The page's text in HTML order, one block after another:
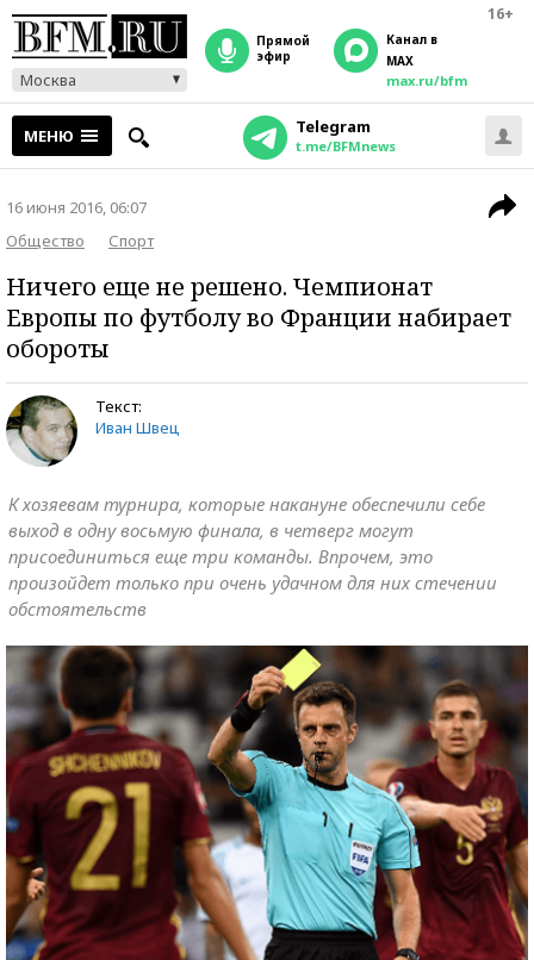
16+
Москва
прямой
эфир
Канал в
MAX
max.ru/bfm
МЕНЮ Telegram
t.me/BFMnews
16 июня 2016, 06:07
Общество
Спорт
Ничего еще не решено. Чемпионат
Европы по футболу во Франции набирает
обороты
Текст:
Иван Швец
К хозяевам турнира, которые накануне обеспечили себе
выход в одну восьмую финала, в четверг могут
присоединиться еще три команды. Впрочем, это
произойдет только при очень удачном для них стечении
обстоятельств